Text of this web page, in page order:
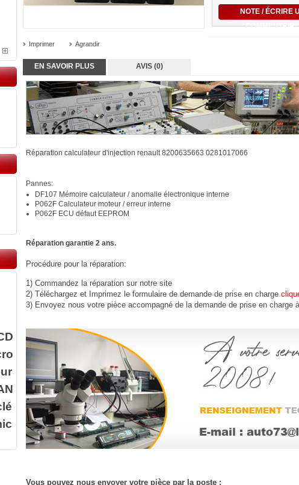
Imprimer Agrandir
NOTE / ÉCRIRE
COMMENTAIRE
EN SAVOIR PLUS AVIS (0)
Réparation calculateur d'injection renault 8200635663 0281017066
Pannes:
DF107 Mémoire calculateur / anomalie électronique interne
P062F Calculateur moteur / erreur interne
P062F ECU défaut EEPROM
Réparation garantie 2 ans.
Procédure pour la réparation:
1) Commandez la réparation sur notre site
2) Téléchargez et Imprimez le formulaire de demande de prise en charge
3) Envoyez nous votre pièce accompagné de la demande de prise en charge
Vous pouvez nous envoyer votre pièce par la poste :